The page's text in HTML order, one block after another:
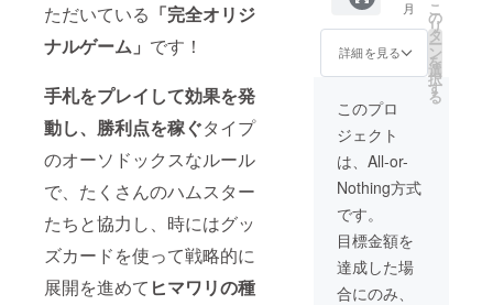
ただいている 「完全オリジ
ナルゲーム」 です！
手札をプレイして効果を発
動し、勝利点を稼ぐタイプ
のオーソドックスなルール
で、たくさんのハムスター
たちと協力し、時にはグッ
ズカードを使って戦略的に
展開を進めて ヒマワリの種
個 混ぜ
て遊べ
る！特
別な
カー
ド ３
種セッ
ト（非
売品）
ハムス
ターの
０枚
（非売
品）
月
詳細を見る
こ
の
リ
タ
ー
ン
を
選
択
す
る
このプロ
ジェクト
は、All-or-
Nothing方式
です。
目標金額を
達成した場
合にのみ、